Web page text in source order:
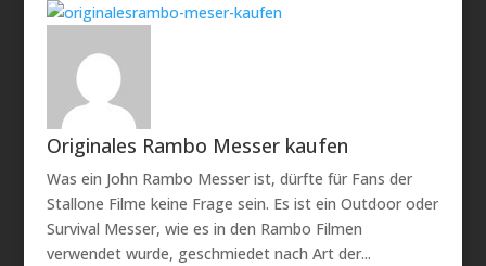
Originales Rambo Messer kaufen
Was ein John Rambo Messer ist, dürfte für Fans der
Stallone Filme keine Frage sein. Es ist ein Outdoor oder
Survival Messer, wie es in den Rambo Filmen
verwendet wurde, geschmiedet nach Art der...